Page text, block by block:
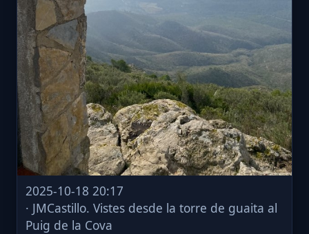
2025-10-18 20:17
· JMCastillo. Vistes desde la torre de guaita al
Puig de la Cova